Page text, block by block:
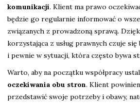
komunikacji. Klient ma prawo
będzie go regularnie informować o
związanych z prowadzoną sprawą.
korzystająca z usług prawnych czuje
i pewnie w sytuacji, która często bywa
Warto, aby na początku współpracy
oczekiwania obu stron. Klient
przedstawić swoje potrzeby i obawy,